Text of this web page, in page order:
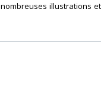
nombreuses illustrations et